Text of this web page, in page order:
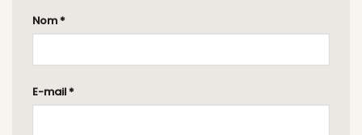
Nom *
E-mail *